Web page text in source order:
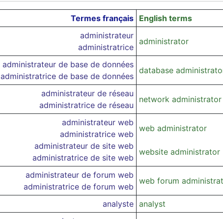
Termes français English terms
administrateur
administratrice
administrator
administrateur de base de données
administratrice de base de données
database
administrateur de réseau
administratrice de réseau
network administrator
administrateur web
administratrice web
administrateur de site web
administratrice de site web
web administrator
website administrator
administrateur de forum web
administratrice de forum web
web forum
analyste analyst